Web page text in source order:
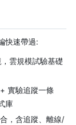
快速帶過:
雲規模試驗基礎
實驗追蹤一條
庫
，含追蹤、離線/